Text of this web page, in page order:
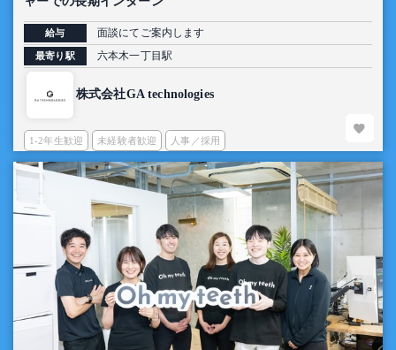
給与 面談にてご案内します
最寄り駅 六本木一丁目駅
株式会社GA technologies
1-2年生歓迎 未経験者歓迎 人事／採用